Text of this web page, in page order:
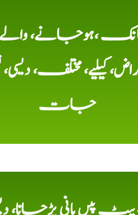
،ہوجانے،
کیلیے، مختلف،
جات
پیٹ پیں پانی پڑجانا،